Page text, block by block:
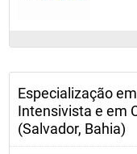
Especialização
Intensivista e em
(Salvador, Bahia)